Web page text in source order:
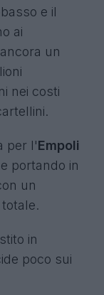
e il
ai
un
nei costi
per l'Empoli
portando in
un
in
poco sui